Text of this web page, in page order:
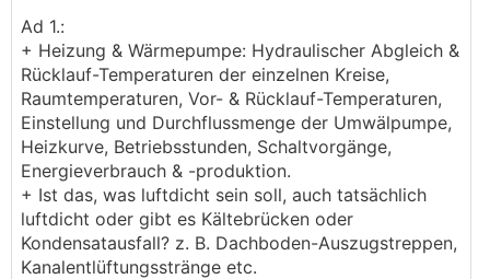
Ad 1.:
+ Heizung & Wärmepumpe: Hydraulischer Abgleich &
Rücklauf-Temperaturen der einzelnen Kreise,
Raumtemperaturen, Vor- & Rücklauf-Temperaturen,
Einstellung und Durchflussmenge der Umwälpumpe,
Heizkurve, Betriebsstunden, Schaltvorgänge,
Energieverbrauch & -produktion.
+ Ist das, was luftdicht sein soll, auch tatsächlich
luftdicht oder gibt es Kältebrücken oder
Kondensatausfall? z. B. Dachboden-Auszugstreppen,
Kanalentlüftungsstränge etc.